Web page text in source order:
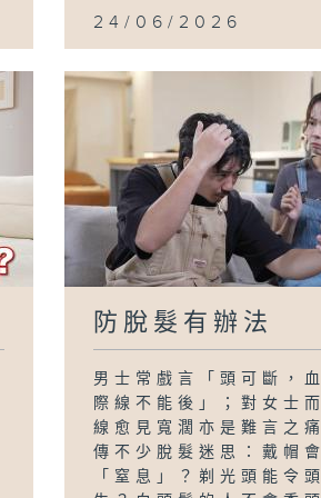
24/06/2026
防脫髮有辦法
男士常戲言「頭可斷，
際線不能後」；對女士
線愈見寬濶亦是難言之
傳不少脫髮迷思：戴帽
「窒息」？剃光頭能令